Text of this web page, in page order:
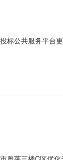
公共服务平台